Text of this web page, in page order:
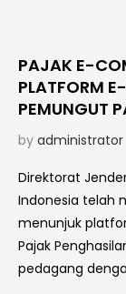
PAJAK E-
PLATFORM
PEMUNGUT
by administrator
Direktorat
Indonesia telah
menunjuk
Pajak
pedagang